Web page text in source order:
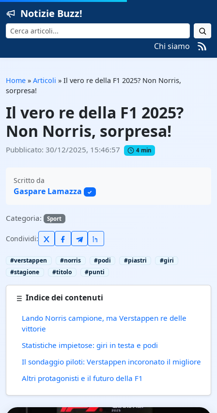
Notizie Buzz!
Cerca
Chi siamo
Home » Articoli » Il vero re della F1 2025? Non Norris,
sorpresa!
Il vero re della F1 2025?
Non Norris, sorpresa!
Pubblicato: 30/12/2025, 15:46:57 4 min
Scritto da
Gaspare Lamazza ✓
Categoria: Sport
Condividi:
#verstappen #norris #podi #piastri
#giri
#stagione
#titolo #punti
Indice dei contenuti
Lando Norris campione, ma Verstappen re delle
vittorie
Statistiche impietose: giri in testa e podi
Il sondaggio piloti: Verstappen incoronato il migliore
Altri protagonisti e il futuro della F1